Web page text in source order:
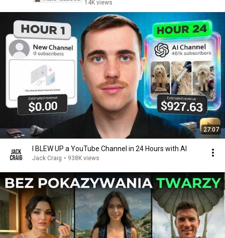
14K views
27:07
I BLEW UP a YouTube Channel in 24 Hours with AI
Jack Craig • 938K views